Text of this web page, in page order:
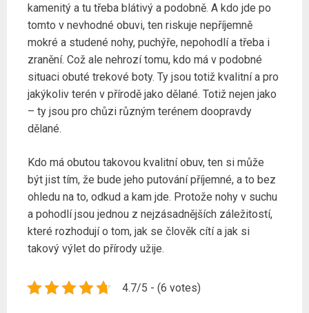
kamenitý a tu třeba blátivý a podobně. A kdo jde po
tomto v nevhodné obuvi, ten riskuje nepříjemně
mokré a studené nohy, puchýře, nepohodlí a třeba i
zranění. Což ale nehrozí tomu, kdo má v podobné
situaci obuté trekové boty. Ty jsou totiž kvalitní a pro
jakýkoliv terén v přírodě jako dělané. Totiž nejen jako
– ty jsou pro chůzi různým terénem doopravdy
dělané.
Kdo má obutou takovou kvalitní obuv, ten si může
být jist tím, že bude jeho putování příjemné, a to bez
ohledu na to, odkud a kam jde. Protože nohy v suchu
a pohodlí jsou jednou z nejzásadnějších záležitostí,
které rozhodují o tom, jak se člověk cítí a jak si
takový výlet do přírody užije.
4.7/5 - (6 votes)